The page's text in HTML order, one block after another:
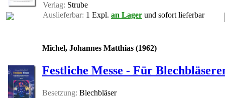
Verlag: Strube
Auslieferbar: 1 Expl. an Lager und sofort lieferbar
Michel, Johannes Matthias (1962)
Festliche Messe - Für
Besetzung: Blechbläser